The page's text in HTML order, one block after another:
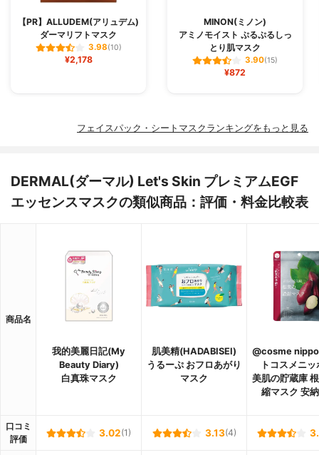
【PR】ALLUDEM(アリュデム)
ダーマリフトマスク
3.98(10)
¥2,178
MINON(ミノン)
アミノモイスト ぷるぷるしっ
とり肌マスク
3.90(15)
¥872
フェイスパック・シートマスクランキングをもっと見る
DERMAL(ダーマル) Let's Skin プレミアムEGF
エッセンスマスクの類似商品：評価・料金比較表
商品名
我的美麗日記(My
Beauty Diary)
白真珠マスク
肌美精(HADABISEI)
うるーぷ おフロあがり
マスク
@cosme
トコスメニ
美肌の貯蔵庫
縮マスク 安
口コミ
評価
3.02(1) 3.13(4)